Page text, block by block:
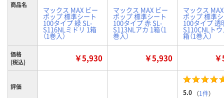
商品名
マックス MAX ビー
ポップ 標準シート
100タイプ 緑 SL-
S116NLミドリ 1箱
（1巻入）
マックス MAX ビー
ポップ 標準シート
100タイプ 赤 SL-
S113NLアカ 1箱（1
巻入）
マックス
ポップ 標準
100タイプ 透
S110CNLト
箱（1巻入）
価格
(税込)
￥5,930 ￥5,930
評価
5.0 （1件）